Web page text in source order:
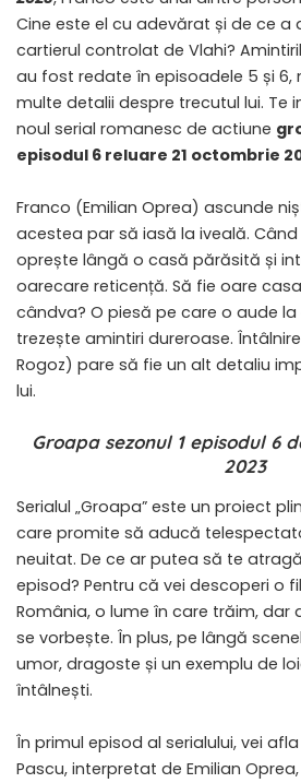
Cine este el cu adevărat și de ce a
cartierul controlat de Vlahi?
au fost redate în episoadele 5 și 6,
multe detalii despre trecutul lui. Te
noul serial romanesc de actiune
episodul 6 reluare 21 octombrie
Franco (Emilian Oprea) ascunde
acestea par să iasă la iveală.
oprește lângă o casă părăsită și
oarecare reticență. Să fie oare
cândva? O piesă pe care o aude
trezește amintiri dureroase.
Rogoz) pare să fie un alt detaliu
lui.
Groapa sezonul 1 episodul 6
2023
Serialul „Groapa” este un proiect
care promite să aducă
neuitat. De ce ar putea să te
episod? Pentru că vei descoperi o
România, o lume în care trăim, dar
se vorbește. În plus, pe lângă
umor, dragoste și un exemplu de
întâlnești.
În primul episod al serialului, vei
Pascu, interpretat de Emilian